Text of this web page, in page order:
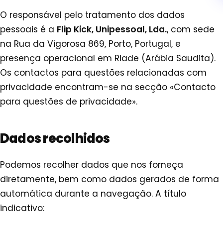
O responsável pelo tratamento dos dados
pessoais é a Flip Kick, Unipessoal, Lda., com sede
na Rua da Vigorosa 869, Porto, Portugal, e
presença operacional em Riade (Arábia Saudita).
Os contactos para questões relacionadas com
privacidade encontram-se na secção «Contacto
para questões de privacidade».
Dados recolhidos
Podemos recolher dados que nos forneça
diretamente, bem como dados gerados de forma
automática durante a navegação. A título
indicativo: